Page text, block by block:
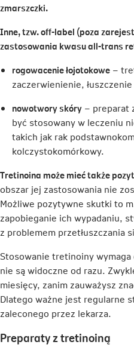
zmarszczki.
Inne, tzw. off-label (poza
zastosowania kwasu all-trans
rogowacenie łojotokowe –
zaczerwienienie,
nowotwory skóry – preparat
być stosowany w leczeniu
takich jak rak
kolczystokomórkowy.
Tretinoina może mieć także
obszar jej zastosowania nie
Możliwe pozytywne skutki to
zapobieganie ich wypadaniu,
z problemem przetłuszczania
Stosowanie tretinoiny
nie są widoczne od razu.
miesięcy, zanim zauważysz
Dlatego ważne jest regularne
zaleconego przez lekarza.
Preparaty z tretinoiną